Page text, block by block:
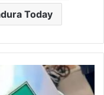
Today